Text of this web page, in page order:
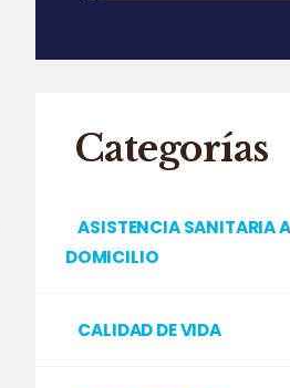
Categorías
ASISTENCIA SANITARIA A
DOMICILIO
CALIDAD DE VIDA